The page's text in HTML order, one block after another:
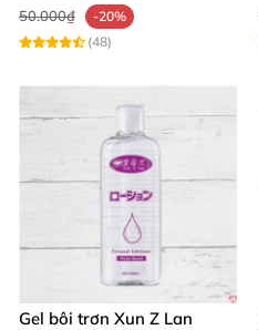
50.000₫
-20%
(48)
Gel bôi trơn Xun Z Lan